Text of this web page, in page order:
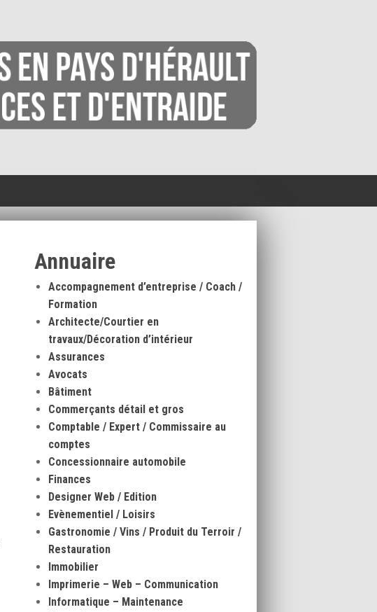
Annuaire
Accompagnement d’entreprise / Coach /
Formation
Architecte/Courtier en
travaux/Décoration d’intérieur
Assurances
Avocats
Bâtiment
Commerçants détail et gros
Comptable / Expert / Commissaire au
comptes
Concessionnaire automobile
Finances
Designer Web / Edition
Evènementiel / Loisirs
Gastronomie / Vins / Produit du Terroir /
Restauration
Immobilier
Imprimerie – Web – Communication
Informatique – Maintenance